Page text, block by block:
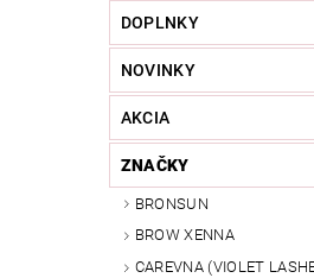
DOPLNKY
NOVINKY
AKCIA
ZNAČKY
BRONSUN
BROW XENNA
CAREVNA (VIOLET